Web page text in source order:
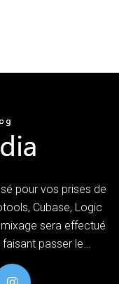
pour vos prises de
Cubase, Logic
sera effectué
passer le…